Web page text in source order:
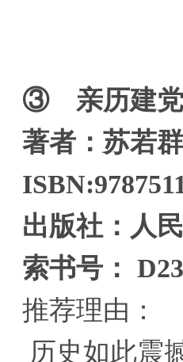
③ 亲历建党
著者：苏若
出版社：人
索书号：
推荐理由：
历史如此震